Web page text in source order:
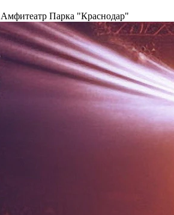
Амфитеатр Парка "Краснодар"